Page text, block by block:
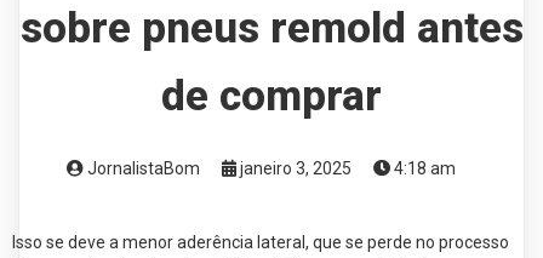
sobre pneus remold antes
de comprar
JornalistaBom janeiro 3, 2025 4:18 am
Isso se deve a menor aderência lateral, que se perde no processo